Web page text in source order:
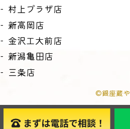
村上プラザ店
新高岡店
金沢工大前店
新潟亀田店
三条店
©銀座蔵や